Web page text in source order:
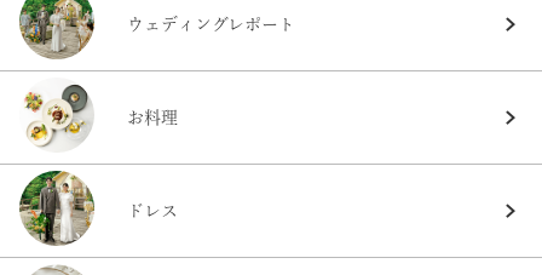
ウェディングレポート
お料理
ドレス